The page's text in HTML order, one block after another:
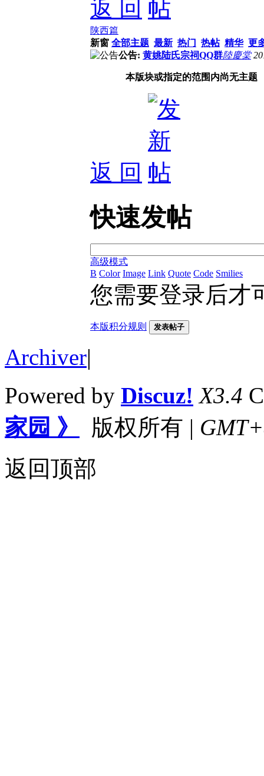
返 回
陕西篇
新窗 全部主题 最新 热门 热帖 精华 更
公告: 黄姚陆氏宗祠QQ群陸慶棠
本版块或指定的范围内尚无主题
返 回
快速发帖
高级模式
B Color Image Link Quote Code Smilies
您需要登录后才
本版积分规则 发表帖子
Archiver|
Powered by Discuz! X3.4
家园 》
版权所有 |
返回顶部